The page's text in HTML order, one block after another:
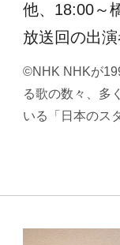
他、18:00～
放送回の出
©NHK NHKが
る歌の数々、多
いる「日本のス